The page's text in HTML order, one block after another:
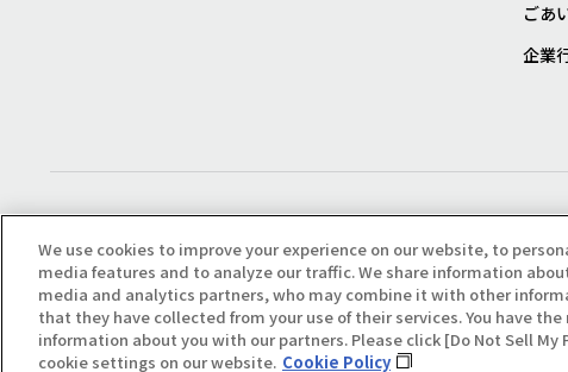
ごあ
企業
Copyright(C) All Right Reserved. Producted by NOK KLÜBER CO., LTD.
We use cookies to improve your experience on our website, to
media features and to analyze our traffic. We share information
media and analytics partners, who may combine it with other
that they have collected from your use of their services. You have
information about you with our partners. Please click [Do Not Sell
cookie settings on our website. Cookie Policy